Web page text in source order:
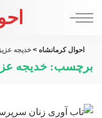
احوال کرمانشاه > خدیجه
برچسب: خدیجه